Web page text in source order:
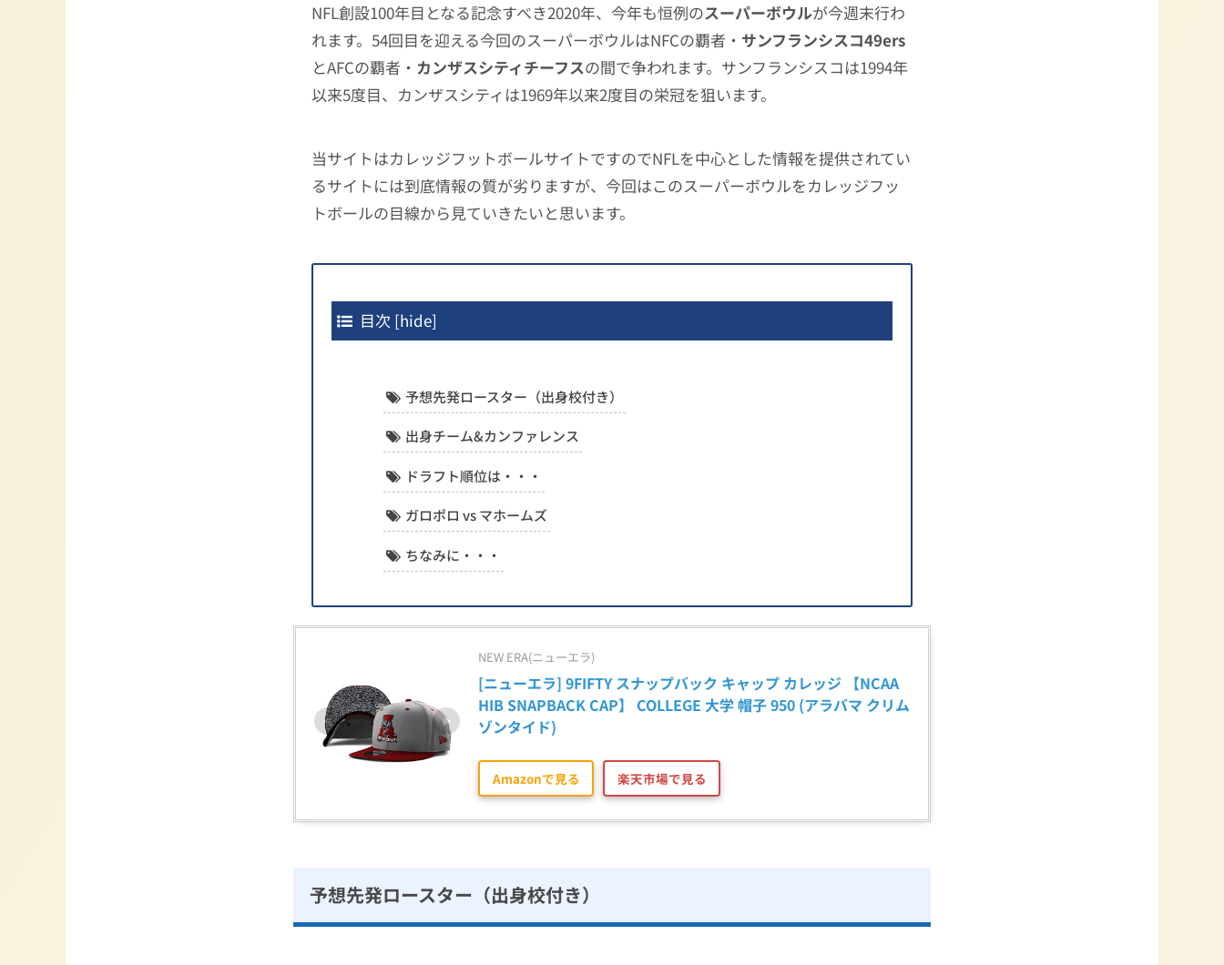
NFL創設100年目となる記念すべき2020年、今年も恒例のスーパーボウルが今週末行わ
れます。54回目を迎える今回のスーパーボウルはNFCの覇者・ サンフランシスコ49ers
とAFCの覇者・ カンザスシティチーフスの間で争われます。サンフランシスコは1994年
以来5度目、カンザスシティは1969年以来2度目の栄冠を狙います。
当サイトはカレッジフットボールサイトですのでNFLを中心とした情報を提供されてい
るサイトには到底情報の質が劣りますが、今回はこのスーパーボウルをカレッジフッ
トボールの目線から見ていきたいと思います。
目次 [hide]
予想先発ロースター（出身校付き）
出身チーム&カンファレンス
ドラフト順位は・・・
ガロポロ vs マホームズ
ちなみに・・・
NEW ERA(ニューエラ)
[ニューエラ] 9FIFTY スナップバック キャップ カレッジ 【NCAA
HIB SNAPBACK CAP】 COLLEGE 大学 帽子 950 (アラバマ クリム
ゾンタイド)
Amazonで見る 楽天市場で見る
予想先発ロースター（出身校付き）